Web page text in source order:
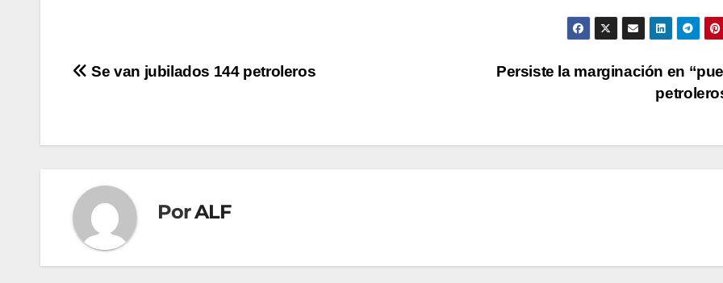
Navegación
entradas
Persiste la marginación en
Se van jubilados 144 petroleros
PorALF